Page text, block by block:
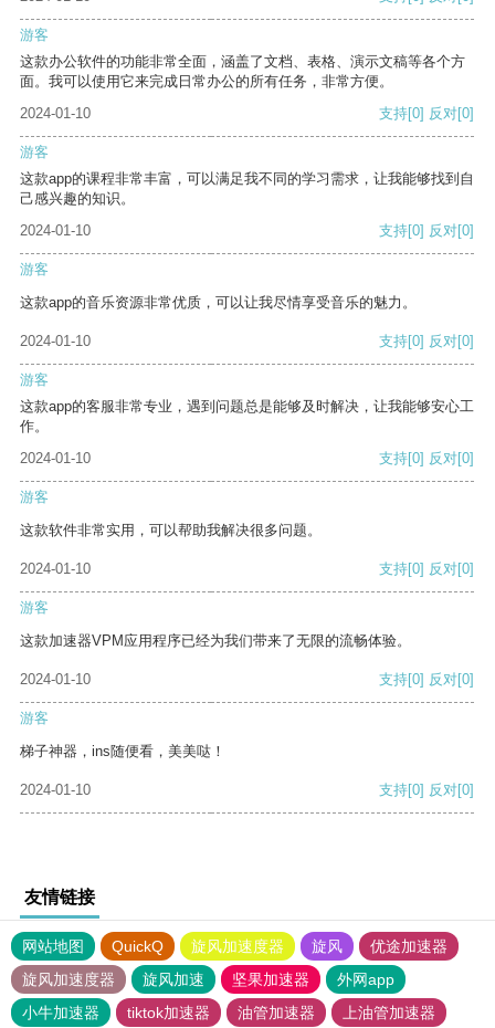
游客
这款办公软件的功能非常全面，涵盖了文档、表格、演示文稿等各个方
面。我可以使用它来完成日常办公的所有任务，非常方便。
2024-01-10
支持[0] 反对[0]
游客
这款app的课程非常丰富，可以满足我不同的学习需求，让我能够找到自
己感兴趣的知识。
2024-01-10
支持[0] 反对[0]
游客
这款app的音乐资源非常优质，可以让我尽情享受音乐的魅力。
2024-01-10 支持[0] 反对[0]
游客
这款app的客服非常专业，遇到问题总是能够及时解决，让我能够安心工
作。
2024-01-10
支持[0] 反对[0]
游客
这款软件非常实用，可以帮助我解决很多问题。
2024-01-10 支持[0] 反对[0]
游客
这款加速器VPM应用程序已经为我们带来了无限的流畅体验。
2024-01-10 支持[0] 反对[0]
游客
梯子神器，ins随便看，美美哒！
2024-01-10 支持[0] 反对[0]
友情链接
网站地图 QuickQ 旋风加速度器 旋风
优途加速器
旋风加速度器
旋风加速 坚果加速器
外网app
小牛加速器
tiktok加速器 油管加速器 上油管加速器